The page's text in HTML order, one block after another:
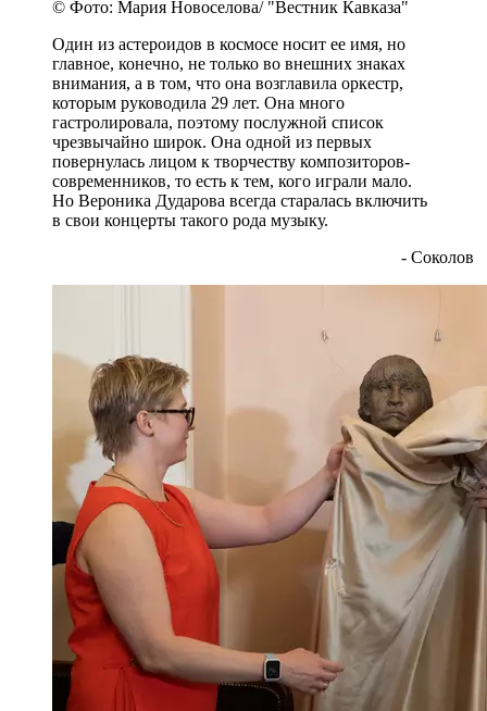
© Фото: Мария Новоселова/ "Вестник Кавказа"
Один из астероидов в космосе носит ее имя, но
главное, конечно, не только во внешних знаках
внимания, а в том, что она возглавила оркестр,
которым руководила 29 лет. Она много
гастролировала, поэтому послужной список
чрезвычайно широк. Она одной из первых
повернулась лицом к творчеству композиторов-
современников, то есть к тем, кого играли мало.
Но Вероника Дударова всегда старалась включить
в свои концерты такого рода музыку.
- Соколов